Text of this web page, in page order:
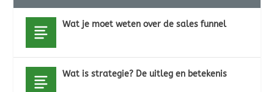
Wat je moet weten over de sales funnel
Wat is strategie? De uitleg en betekenis